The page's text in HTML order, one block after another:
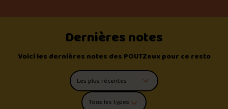
Dernières notes
Voici les dernières notes des POUTZeux pour ce resto
Trier les commentaires
Filtrer par type de poutine